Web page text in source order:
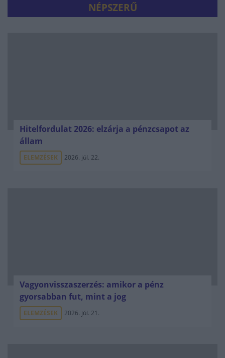
NÉPSZERŰ
Hitelfordulat 2026: elzárja a pénzcsapot az
állam
ELEMZÉSEK 2026. júl. 22.
Vagyonvisszaszerzés: amikor a pénz
gyorsabban fut, mint a jog
ELEMZÉSEK 2026. júl. 21.